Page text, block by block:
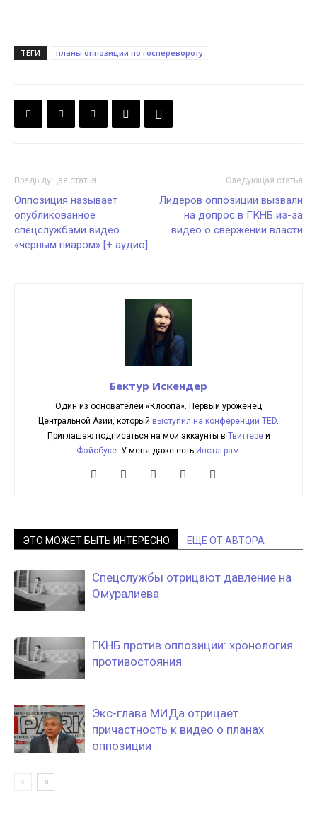
ТЕГИ планы оппозиции по госперевороту
Предыдущая статья
Оппозиция называет
опубликованное
спецслужбами видео
«чёрным пиаром» [+ аудио]
Следующая статья
Лидеров оппозиции вызвали
на допрос в ГКНБ из-за
видео о свержении власти
Бектур Искендер
Один из основателей «Клоопа». Первый уроженец
Центральной Азии, который выступил на конференции TED.
Приглашаю подписаться на мои эккаунты в Твиттереи
Фэйсбуке. У меня даже есть Инстаграм.
ЭТО МОЖЕТ БЫТЬ ИНТЕРЕСНО ЕЩЕ ОТ АВТОРА
Спецслужбы отрицают давление на
Омуралиева
ГКНБ против оппозиции: хронология
противостояния
Экс-глава МИДа отрицает
причастность к видео о планах
оппозиции